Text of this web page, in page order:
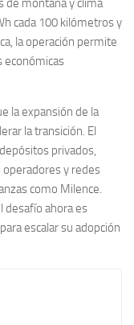
cada 100 kilómetros y
la operación permite
económicas
la expansión de la
la transición. El
privados,
y redes
como Milence.
desafío ahora es
escalar su adopción